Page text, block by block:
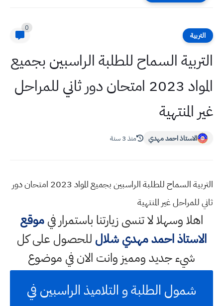
التربية
0
التربية السماح للطلبة الراسبين بجميع
المواد 2023 امتحان دور ثاني للمراحل
غير المنتهية
الاستاذ احمد مهدي منذ 3 سنة
التربية السماح للطلبة الراسبين بجميع المواد 2023 امتحان دور
ثاني للمراحل غير المنتهية
اهلا وسهلالا تنسى زيارتنا باستمرار فيموقع
الاستاذ احمد مهدي شلال للحصول على كل
شيء جديد ومميز وانت الان في موضوع
شمول الطلبة و التلاميذ الراسبين في